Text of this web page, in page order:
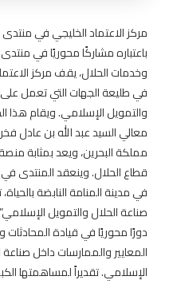
مركز الاعتماد الخليجي في
باعتباره مشاركًا محوريًا في
وخدمات الحلال، يقف مركز
في طليعة الجهات التي تعمل على
والتمويل الإسلامي.ويقام هذا
معالي السيد عبد الله بن عادل
مملكة البحرين، ويعد بمثابة منصة
قطاع الحلال.
في مدينة المنامة النابضة
صناعة الحلال والتمويل
دورًا محوريًا في قيادة
المعايير والممارسات داخل
الإسلامي.تقديراً لمساهمتها